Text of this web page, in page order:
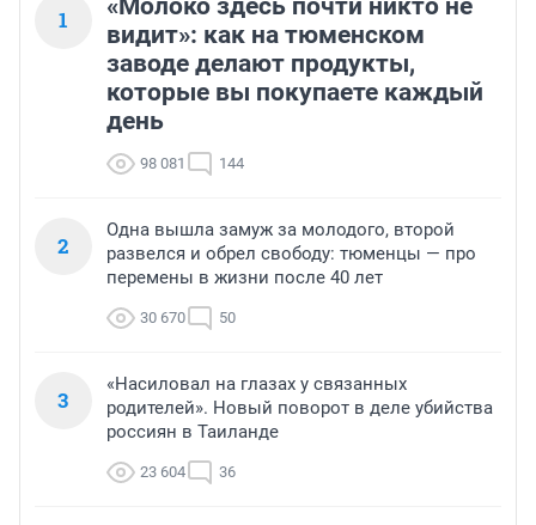
1
«Молоко здесь почти никто не
видит»: как на тюменском
заводе делают продукты,
которые вы покупаете каждый
день
98 081 144
2
Одна вышла замуж за молодого, второй
развелся и обрел свободу: тюменцы — про
перемены в жизни после 40 лет
30 670 50
3
«Насиловал на глазах у связанных
родителей». Новый поворот в деле убийства
россиян в Таиланде
23 604 36